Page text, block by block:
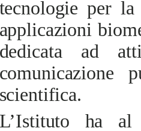
per
ad
ha al